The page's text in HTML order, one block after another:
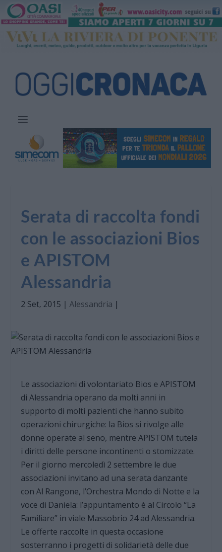
Serata di raccolta fondi
con le associazioni Bios
e APISTOM
Alessandria
2 Set, 2015 |Alessandria |
Le associazioni di volontariato Bios e APISTOM
di Alessandria operano da molti anni in
supporto di molti pazienti che hanno subito
operazioni chirurgiche: la Bios si rivolge alle
donne operate al seno, mentre APISTOM tutela
i diritti delle persone incontinenti o stomizzate.
Per il giorno mercoledì 2 settembre le due
associazioni invitano ad una serata danzante
con Al Rangone, l’Orchestra Mondo di Notte e la
voce di Daniela: l’appuntamento è al Circolo “La
Familiare” in viale Massobrio 24 ad Alessandria.
Le offerte raccolte in questa occasione
sosterranno i progetti di solidarietà delle due